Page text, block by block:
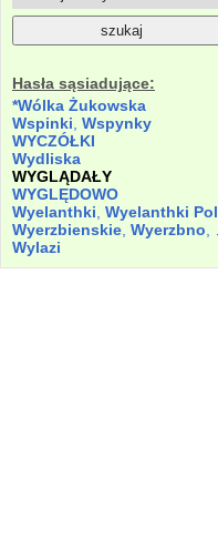
Hasła sąsiadujące:
*Wólka Żukowska
Wspinki Wspynky
WYCZÓŁKI
Wydliska
WYGLĄDAŁY
WYGLĘDOWO
Wyelanthki Wyelanthki Polazie
Wyerzbienskie Wyerzbno
Wylazi